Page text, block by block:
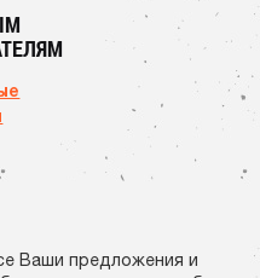
Ваши предложения и